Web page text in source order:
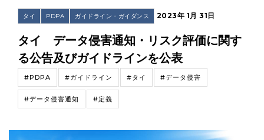
タイ PDPA ガイドライン・ガイダンス 2023年 1月 31日
タイ データ侵害通知・リスク評価に関す
る公告及びガイドラインを公表
#PDPA #ガイドライン #タイ #データ侵害
#データ侵害通知 #定義